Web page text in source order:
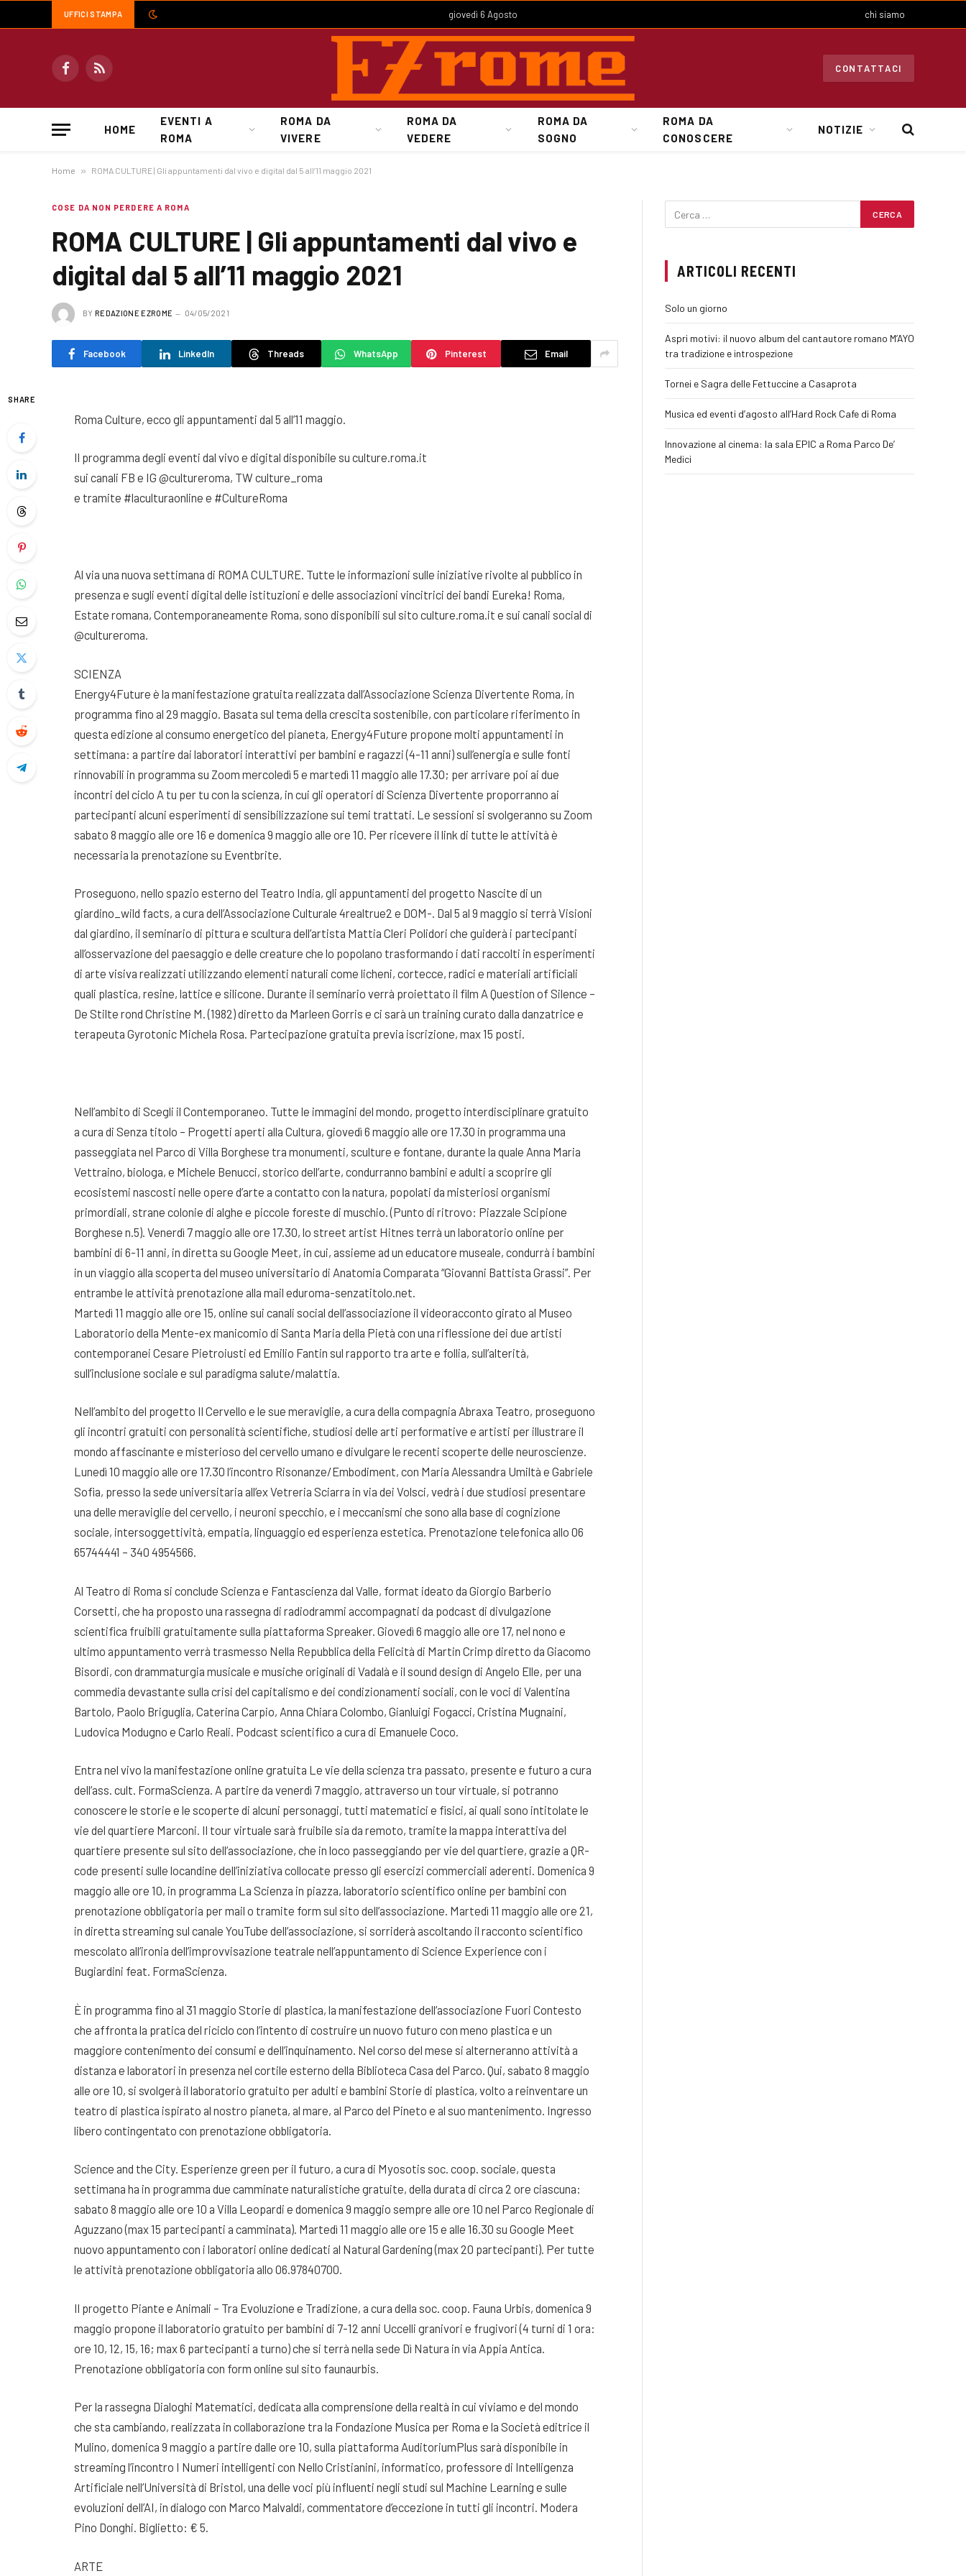
UFFICI STAMPA giovedì 6 Agosto chi siamo
FacebookRSS
CONTATTACI
HOME
EVENTI A
ROMA
ROMA DA
VIVERE
ROMA DA
VEDERE
ROMA DA
SOGNO
ROMA DA
CONOSCERE
NOTIZIE
Home » ROMA CULTURE | Gli appuntamenti dal vivo e digital dal 5 all’11 maggio 2021
COSE DA NON PERDERE A ROMA
ROMA CULTURE | Gli appuntamenti dal vivo e
digital dal 5 all’11 maggio 2021
BY REDAZIONE EZROME 04/05/2021
Facebook LinkedIn Threads WhatsApp Pinterest Email
SHARE
Roma Culture, ecco gli appuntamenti dal 5 all’11 maggio.
Il programma degli eventi dal vivo e digital disponibile su culture.roma.it
sui canali FB e IG @cultureroma, TW culture_roma
e tramite #laculturaonline e #CultureRoma
Al via una nuova settimana di ROMA CULTURE. Tutte le informazioni sulle iniziative rivolte al pubblico in
presenza e sugli eventi digital delle istituzioni e delle associazioni vincitrici dei bandi Eureka! Roma,
Estate romana, Contemporaneamente Roma, sono disponibili sul sito culture.roma.it e sui canali social di
@cultureroma.
SCIENZA
Energy4Future è la manifestazione gratuita realizzata dall’Associazione Scienza Divertente Roma, in
programma fino al 29 maggio. Basata sul tema della crescita sostenibile, con particolare riferimento in
questa edizione al consumo energetico del pianeta, Energy4Future propone molti appuntamenti in
settimana: a partire dai laboratori interattivi per bambini e ragazzi (4-11 anni) sull’energia e sulle fonti
rinnovabili in programma su Zoom mercoledì 5 e martedì 11 maggio alle 17.30; per arrivare poi ai due
incontri del ciclo A tu per tu con la scienza, in cui gli operatori di Scienza Divertente proporranno ai
partecipanti alcuni esperimenti di sensibilizzazione sui temi trattati. Le sessioni si svolgeranno su Zoom
sabato 8 maggio alle ore 16 e domenica 9 maggio alle ore 10. Per ricevere il link di tutte le attività è
necessaria la prenotazione su Eventbrite.
Proseguono, nello spazio esterno del Teatro India, gli appuntamenti del progetto Nascite di un
giardino_wild facts, a cura dell’Associazione Culturale 4realtrue2 e DOM-. Dal 5 al 9 maggio si terrà Visioni
dal giardino, il seminario di pittura e scultura dell’artista Mattia Cleri Polidori che guiderà i partecipanti
all’osservazione del paesaggio e delle creature che lo popolano trasformando i dati raccolti in esperimenti
di arte visiva realizzati utilizzando elementi naturali come licheni, cortecce, radici e materiali artificiali
quali plastica, resine, lattice e silicone. Durante il seminario verrà proiettato il film A Question of Silence –
De Stilte rond Christine M. (1982) diretto da Marleen Gorris e ci sarà un training curato dalla danzatrice e
terapeuta Gyrotonic Michela Rosa. Partecipazione gratuita previa iscrizione, max 15 posti.
Nell’ambito di Scegli il Contemporaneo. Tutte le immagini del mondo, progetto interdisciplinare gratuito
a cura di Senza titolo – Progetti aperti alla Cultura, giovedì 6 maggio alle ore 17.30 in programma una
passeggiata nel Parco di Villa Borghese tra monumenti, sculture e fontane, durante la quale Anna Maria
Vettraino, biologa, e Michele Benucci, storico dell’arte, condurranno bambini e adulti a scoprire gli
ecosistemi nascosti nelle opere d’arte a contatto con la natura, popolati da misteriosi organismi
primordiali, strane colonie di alghe e piccole foreste di muschio. (Punto di ritrovo: Piazzale Scipione
Borghese n.5). Venerdì 7 maggio alle ore 17.30, lo street artist Hitnes terrà un laboratorio online per
bambini di 6-11 anni, in diretta su Google Meet, in cui, assieme ad un educatore museale, condurrà i bambini
in un viaggio alla scoperta del museo universitario di Anatomia Comparata “Giovanni Battista Grassi”. Per
entrambe le attività prenotazione alla mail eduroma-senzatitolo.net.
Martedì 11 maggio alle ore 15, online sui canali social dell’associazione il videoracconto girato al Museo
Laboratorio della Mente-ex manicomio di Santa Maria della Pietà con una riflessione dei due artisti
contemporanei Cesare Pietroiusti ed Emilio Fantin sul rapporto tra arte e follia, sull’alterità,
sull’inclusione sociale e sul paradigma salute/malattia.
Nell’ambito del progetto Il Cervello e le sue meraviglie, a cura della compagnia Abraxa Teatro, proseguono
gli incontri gratuiti con personalità scientifiche, studiosi delle arti performative e artisti per illustrare il
mondo affascinante e misterioso del cervello umano e divulgare le recenti scoperte delle neuroscienze.
Lunedì 10 maggio alle ore 17.30 l’incontro Risonanze/Embodiment, con Maria Alessandra Umiltà e Gabriele
Sofia, presso la sede universitaria all’ex Vetreria Sciarra in via dei Volsci, vedrà i due studiosi presentare
una delle meraviglie del cervello, i neuroni specchio, e i meccanismi che sono alla base di cognizione
sociale, intersoggettività, empatia, linguaggio ed esperienza estetica. Prenotazione telefonica allo 06
65744441 – 340 4954566.
Al Teatro di Roma si conclude Scienza e Fantascienza dal Valle, format ideato da Giorgio Barberio
Corsetti, che ha proposto una rassegna di radiodrammi accompagnati da podcast di divulgazione
scientifica fruibili gratuitamente sulla piattaforma Spreaker. Giovedì 6 maggio alle ore 17, nel nono e
ultimo appuntamento verrà trasmesso Nella Repubblica della Felicità di Martin Crimp diretto da Giacomo
Bisordi, con drammaturgia musicale e musiche originali di Vadalà e il sound design di Angelo Elle, per una
commedia devastante sulla crisi del capitalismo e dei condizionamenti sociali, con le voci di Valentina
Bartolo, Paolo Briguglia, Caterina Carpio, Anna Chiara Colombo, Gianluigi Fogacci, Cristina Mugnaini,
Ludovica Modugno e Carlo Reali. Podcast scientifico a cura di Emanuele Coco.
Entra nel vivo la manifestazione online gratuita Le vie della scienza tra passato, presente e futuro a cura
dell’ass. cult. FormaScienza. A partire da venerdì 7 maggio, attraverso un tour virtuale, si potranno
conoscere le storie e le scoperte di alcuni personaggi, tutti matematici e fisici, ai quali sono intitolate le
vie del quartiere Marconi. Il tour virtuale sarà fruibile sia da remoto, tramite la mappa interattiva del
quartiere presente sul sito dell’associazione, che in loco passeggiando per vie del quartiere, grazie a QR-
code presenti sulle locandine dell’iniziativa collocate presso gli esercizi commerciali aderenti. Domenica 9
maggio alle ore 10, in programma La Scienza in piazza, laboratorio scientifico online per bambini con
prenotazione obbligatoria per mail o tramite form sul sito dell’associazione. Martedì 11 maggio alle ore 21,
in diretta streaming sul canale YouTube dell’associazione, si sorriderà ascoltando il racconto scientifico
mescolato all’ironia dell’improvvisazione teatrale nell’appuntamento di Science Experience con i
Bugiardini feat. FormaScienza.
È in programma fino al 31 maggio Storie di plastica, la manifestazione dell’associazione Fuori Contesto
che affronta la pratica del riciclo con l’intento di costruire un nuovo futuro con meno plastica e un
maggiore contenimento dei consumi e dell’inquinamento. Nel corso del mese si alterneranno attività a
distanza e laboratori in presenza nel cortile esterno della Biblioteca Casa del Parco. Qui, sabato 8 maggio
alle ore 10, si svolgerà il laboratorio gratuito per adulti e bambini Storie di plastica, volto a reinventare un
teatro di plastica ispirato al nostro pianeta, al mare, al Parco del Pineto e al suo mantenimento. Ingresso
libero contingentato con prenotazione obbligatoria.
Science and the City. Esperienze green per il futuro, a cura di Myosotis soc. coop. sociale, questa
settimana ha in programma due camminate naturalistiche gratuite, della durata di circa 2 ore ciascuna:
sabato 8 maggio alle ore 10 a Villa Leopardi e domenica 9 maggio sempre alle ore 10 nel Parco Regionale di
Aguzzano (max 15 partecipanti a camminata). Martedì 11 maggio alle ore 15 e alle 16.30 su Google Meet
nuovo appuntamento con i laboratori online dedicati al Natural Gardening (max 20 partecipanti). Per tutte
le attività prenotazione obbligatoria allo 06.97840700.
Il progetto Piante e Animali – Tra Evoluzione e Tradizione, a cura della soc. coop. Fauna Urbis, domenica 9
maggio propone il laboratorio gratuito per bambini di 7-12 anni Uccelli granivori e frugivori (4 turni di 1 ora:
ore 10, 12, 15, 16; max 6 partecipanti a turno) che si terrà nella sede Dì Natura in via Appia Antica.
Prenotazione obbligatoria con form online sul sito faunaurbis.
Per la rassegna Dialoghi Matematici, dedicata alla comprensione della realtà in cui viviamo e del mondo
che sta cambiando, realizzata in collaborazione tra la Fondazione Musica per Roma e la Società editrice il
Mulino, domenica 9 maggio a partire dalle ore 10, sulla piattaforma AuditoriumPlus sarà disponibile in
streaming l’incontro I Numeri intelligenti con Nello Cristianini, informatico, professore di Intelligenza
Artificiale nell’Università di Bristol, una delle voci più influenti negli studi sul Machine Learning e sulle
evoluzioni dell’AI, in dialogo con Marco Malvaldi, commentatore d’eccezione in tutti gli incontri. Modera
Pino Donghi. Biglietto: € 5.
ARTE
ARTICOLI RECENTI
Solo un giorno
Aspri motivi: il nuovo album del cantautore romano M’AYO
tra tradizione e introspezione
Tornei e Sagra delle Fettuccine a Casaprota
Musica ed eventi d’agosto all’Hard Rock Cafe di Roma
Innovazione al cinema: la sala EPIC a Roma Parco De’
Medici